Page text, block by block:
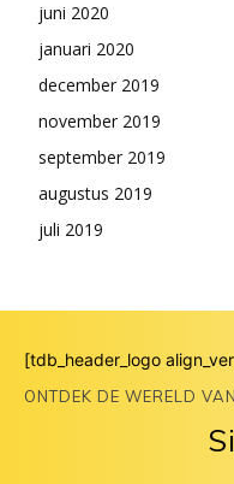
juni 2020
januari 2020
december 2019
november 2019
september 2019
augustus 2019
juli 2019
[tdb_header_logo
ONTDEK DE WERELD